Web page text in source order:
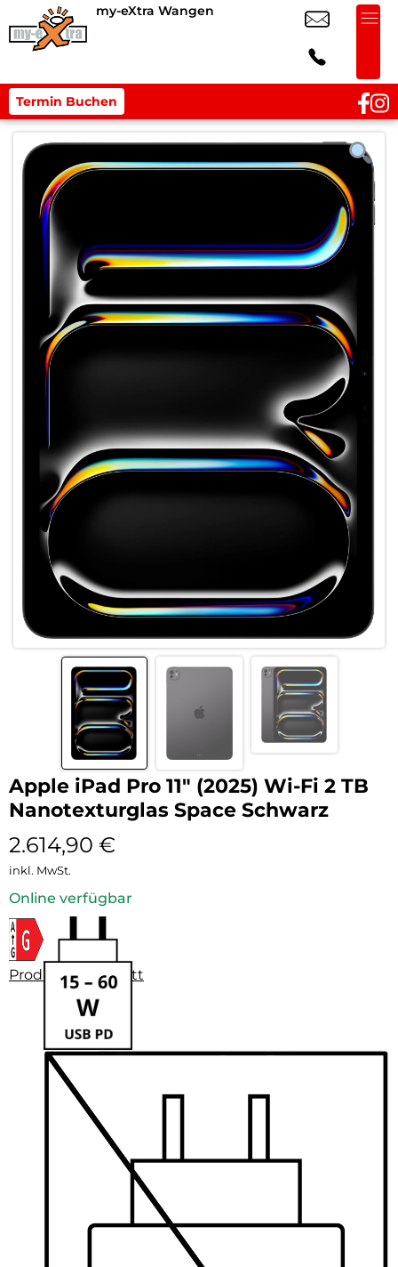
my-eXtra Wangen
Termin Buchen
Apple iPad Pro 11″ (2025) Wi-Fi 2 TB
Nanotexturglas Space Schwarz
2.614,90 €
inkl. MwSt.
Online verfügbar
Produktdatenblatt